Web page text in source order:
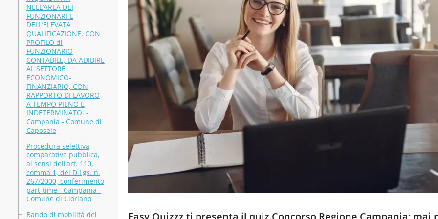
NELL’AREA DEI
FUNZIONARI E
DELL’ELEVATA
QUALIFICAZIONE, CON
PROFILO di
FUNZIONARIO
CONTABILE, DA ADIBIRE
AL SETTORE
ECONOMICO-
FINANZIARIO, CON
RAPPORTO DI LAVORO
A TEMPO PIENO E
INDETERMINATO. -
Campania - Comune di
Caposele
Procedura selettiva
comparativa pubblica,
ai sensi dell’art. 110,
comma 1, del D.Lgs. n.
267/2000, conferimento
part-time - Campania -
Comune di Ciorlano
Bando di mobilità del